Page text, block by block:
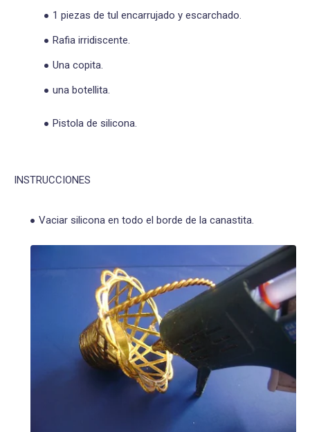
1 piezas de tul encarrujado y escarchado.
Rafia irridiscente.
Una copita.
una botellita.
Pistola de silicona.
INSTRUCCIONES
Vaciar silicona en todo el borde de la canastita.